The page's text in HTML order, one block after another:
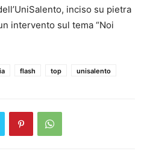
inciso su pietra
intervento sul tema “Noi
flash top unisalento